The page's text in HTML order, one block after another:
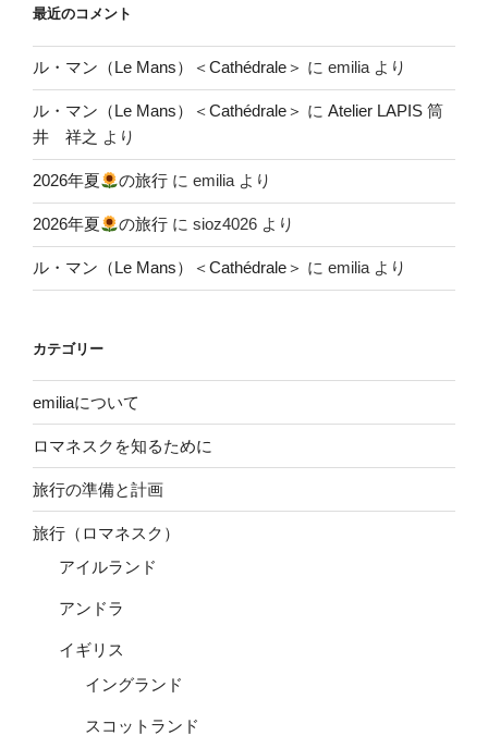
最近のコメント
ル・マン（Le Mans）＜Cathédrale＞ に emilia より
ル・マン（Le Mans）＜Cathédrale＞ に Atelier LAPIS 筒
井 祥之 より
2026年夏 の旅行 にemilia より
2026年夏 の旅行 にsioz4026 より
ル・マン（Le Mans）＜Cathédrale＞ に emilia より
カテゴリー
emiliaについて
ロマネスクを知るために
旅行の準備と計画
旅行（ロマネスク）
アイルランド
アンドラ
イギリス
イングランド
スコットランド